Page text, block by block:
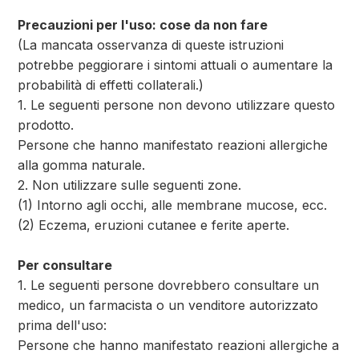
Precauzioni per l'uso: cose da non fare
(La mancata osservanza di queste istruzioni
potrebbe peggiorare i sintomi attuali o aumentare la
probabilità di effetti collaterali.)
1. Le seguenti persone non devono utilizzare questo
prodotto.
Persone che hanno manifestato reazioni allergiche
alla gomma naturale.
2. Non utilizzare sulle seguenti zone.
(1) Intorno agli occhi, alle membrane mucose, ecc.
(2) Eczema, eruzioni cutanee e ferite aperte.
Per consultare
1. Le seguenti persone dovrebbero consultare un
medico, un farmacista o un venditore autorizzato
prima dell'uso:
Persone che hanno manifestato reazioni allergiche a